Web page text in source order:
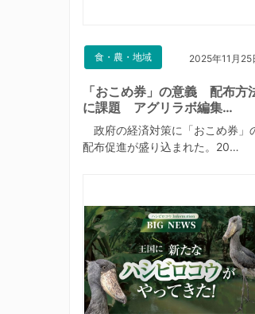
食・農・地域 2025年11月25
「おこめ券」の意義 配布方
に課題 アグリラボ編集…
政府の経済対策に「おこめ券」
配布促進が盛り込まれた。20…